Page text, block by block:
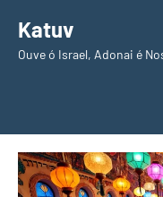
paraKatuv
Ouve ó Israel, Adonai é